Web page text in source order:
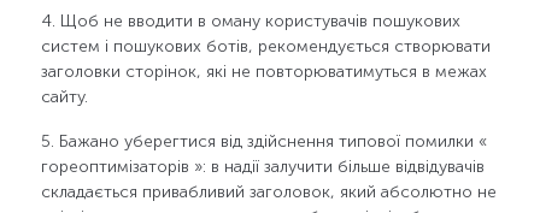
4. Щоб не вводити в оману користувачів пошукових
систем і пошукових ботів, рекомендується створювати
заголовки сторінок, які не повторюватимуться в межах
сайту.
5. Бажано уберегтися від здійснення типової помилки «
гореоптимізаторів »: в надії залучити більше відвідувачів
складається привабливий заголовок, який абсолютно не